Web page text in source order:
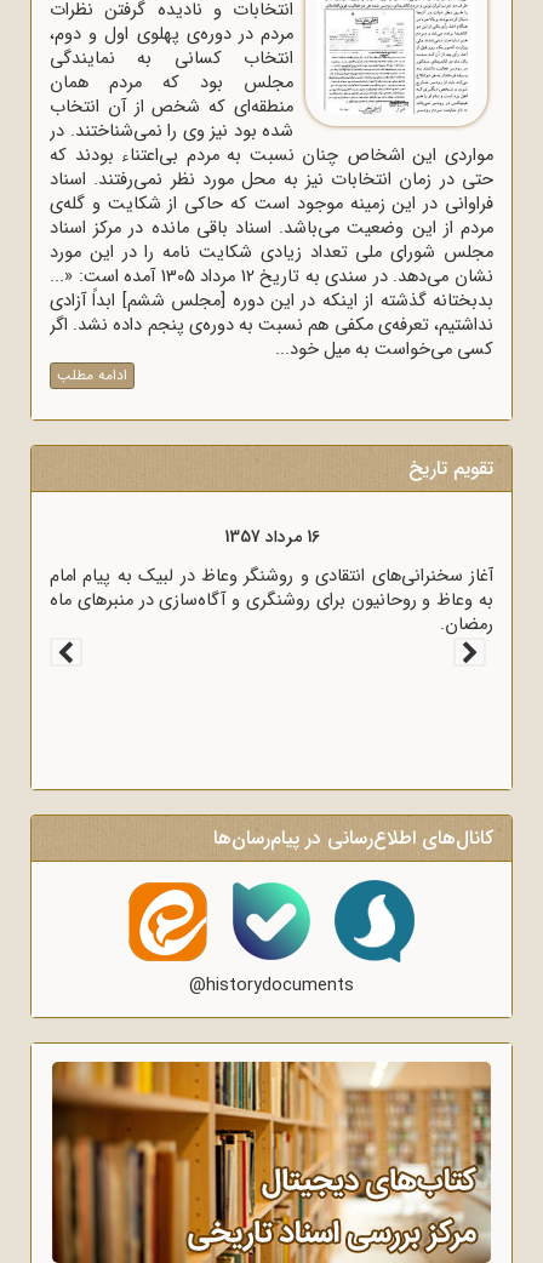
انتخابات و نادیده گرفتن نظرات
مردم در دوره‌ی پهلوی اول و دوم،
انتخاب کسانی به نمایندگی
مجلس بود که مردم همان
منطقه‌ای که شخص از آن انتخاب
شده بود نیز وی را نمی‌شناختند. در
مواردی این اشخاص چنان نسبت به مردم بی‌اعتناء بودند که
حتی در زمان انتخابات نیز به محل مورد نظر نمی‌رفتند. اسناد
فراوانی در این زمینه موجود است که حاکی از شکایت و گله‌ی
مردم از این وضعیت می‌باشد. اسناد باقی مانده در مرکز اسناد
مجلس شورای ملی تعداد زیادی شکایت نامه را در این مورد
نشان می‌دهد. در سندی به تاریخ 12 مرداد 1305 آمده است: «...
بدبختانه گذشته از اینکه در این دوره [مجلس ششم] ابداً آزادی
نداشتیم، تعرفه‌ی مکفی هم نسبت به دوره‌ی پنجم داده نشد. اگر
کسی می‌خواست به میل خود...
ادامه مطلب
تقویم تاریخ
16 مرداد 1357
آغاز سخنرانی‌های انتقادی و روشنگر وعاظ در لبیک به پیام امام
به وعاظ و روحانیون برای روشنگری و آگاه‌سازی در منبرهای ماه
رمضان.
کانال‌های اطلاع‌رسانی در پیام‌رسان‌ها
@historydocuments